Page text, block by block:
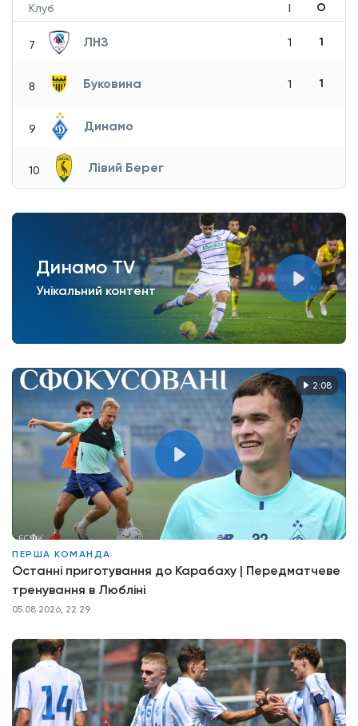
Клуб І О
7 ЛНЗ 1 1
8 Буковина 1 1
9 Динамо
10 Лівий Берег
Динамо TV
Унікальний контент
2:08
ПЕРША КОМАНДА
Останні приготування до Карабаху | Передматчеве
тренування в Любліні
05.08.2026, 22:29